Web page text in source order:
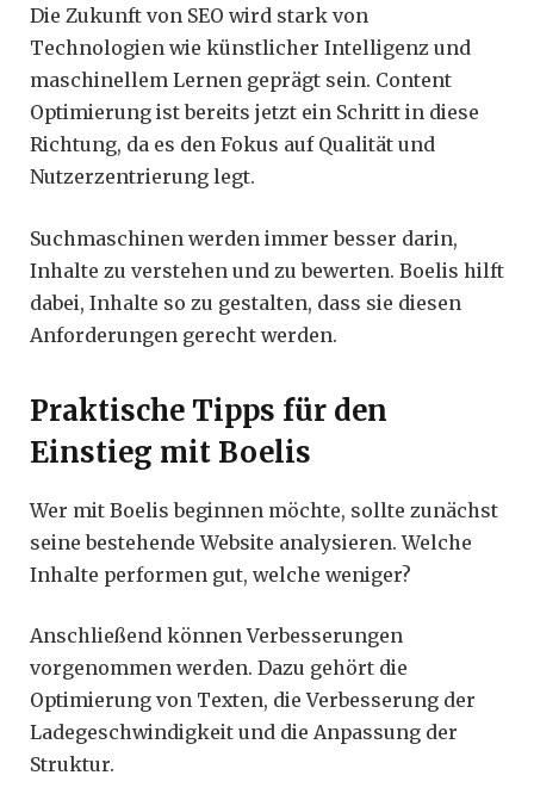
Die Zukunft von SEO wird stark von
Technologien wie künstlicher Intelligenz und
maschinellem Lernen geprägt sein. Content
Optimierung ist bereits jetzt ein Schritt in diese
Richtung, da es den Fokus auf Qualität und
Nutzerzentrierung legt.
Suchmaschinen werden immer besser darin,
Inhalte zu verstehen und zu bewerten. Boelis hilft
dabei, Inhalte so zu gestalten, dass sie diesen
Anforderungen gerecht werden.
Praktische Tipps für den
Einstieg mit Boelis
Wer mit Boelis beginnen möchte, sollte zunächst
seine bestehende Website analysieren. Welche
Inhalte performen gut, welche weniger?
Anschließend können Verbesserungen
vorgenommen werden. Dazu gehört die
Optimierung von Texten, die Verbesserung der
Ladegeschwindigkeit und die Anpassung der
Struktur.